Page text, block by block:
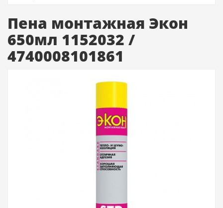
Пена монтажная Экон
650мл 1152032 /
4740008101861